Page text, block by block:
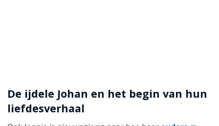
De ijdele Johan en het begin van hun
liefdesverhaal